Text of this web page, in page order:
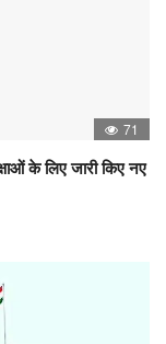
71
के लिए जारी किए नए